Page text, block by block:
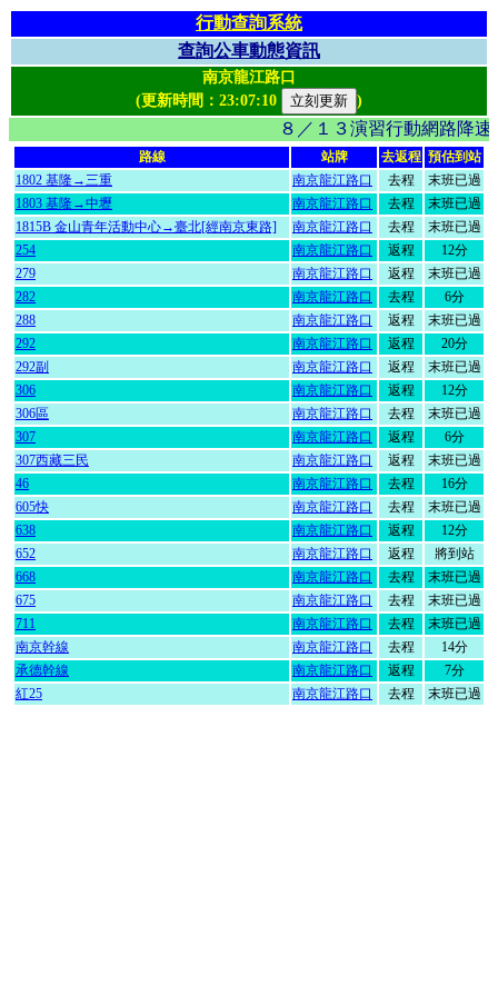
行動查詢系統
查詢公車動態資訊
南京龍江路口
(更新時間： 23:07:10 )
８／１３演習行動網路
路線 站牌 去返程 預估到站
1802 基隆→三重
南京龍江路口 去程
末班已過
1803 基隆→中壢
南京龍江路口 去程
末班已過
1815B 金山青年活動中心→臺北[經南京東路]
南京龍江路口 去程
末班已過
254
南京龍江路口 返程
12分
279
南京龍江路口 返程
末班已過
282
南京龍江路口 去程
6分
288
南京龍江路口 返程
末班已過
292
南京龍江路口 返程
20分
292副
南京龍江路口 返程
末班已過
306
南京龍江路口 返程
12分
306區
南京龍江路口 去程
末班已過
307
南京龍江路口 返程
6分
307西藏三民
南京龍江路口 返程
末班已過
46
南京龍江路口 去程
16分
605快
南京龍江路口 去程
末班已過
638
南京龍江路口 返程
12分
652
南京龍江路口 返程
將到站
668
南京龍江路口 去程
末班已過
675
南京龍江路口 去程
末班已過
711
南京龍江路口 去程
末班已過
南京幹線
南京龍江路口 去程
14分
承德幹線
南京龍江路口 返程
7分
紅25
南京龍江路口 去程 末班已過